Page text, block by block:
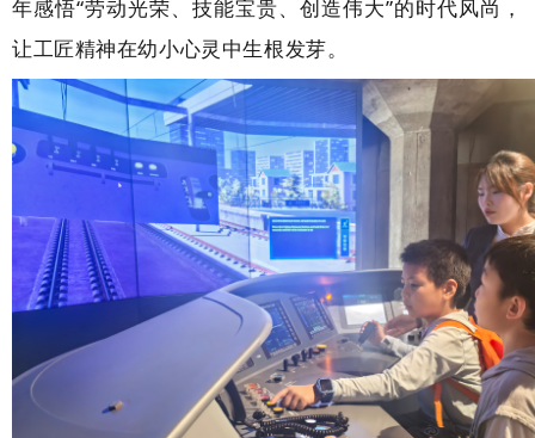
年感悟“劳动光荣、技能宝贵、创造伟大”的时代风尚，
让工匠精神在幼小心灵中生根发芽。